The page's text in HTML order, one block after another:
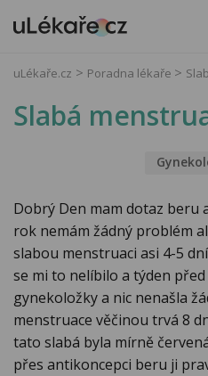
uLékaře.cz Poradna lékaře
Slabá
Dobrý Den mam dotaz beru
rok nemám žádný problém
slabou menstruaci asi 4-5
se mi to nelíbilo a týden
gynekoložky a nic nenašla
menstruace věčinou trvá 8
tato slabá byla mírně
přes antikoncepci beru ji